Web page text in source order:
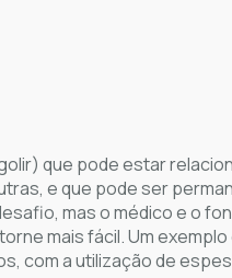
que pode estar
e que pode ser
mas o médico e o
mais fácil. Um
com a utilização de